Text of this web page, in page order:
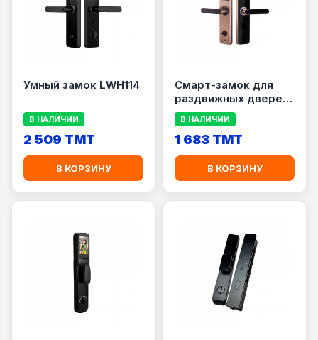
Умный замок LWH114
В НАЛИЧИИ
2 509 TMT
В КОРЗИНУ
Cмарт-замок для
раздвижных дверей
LWH118
В НАЛИЧИИ
1 683 TMT
В КОРЗИНУ